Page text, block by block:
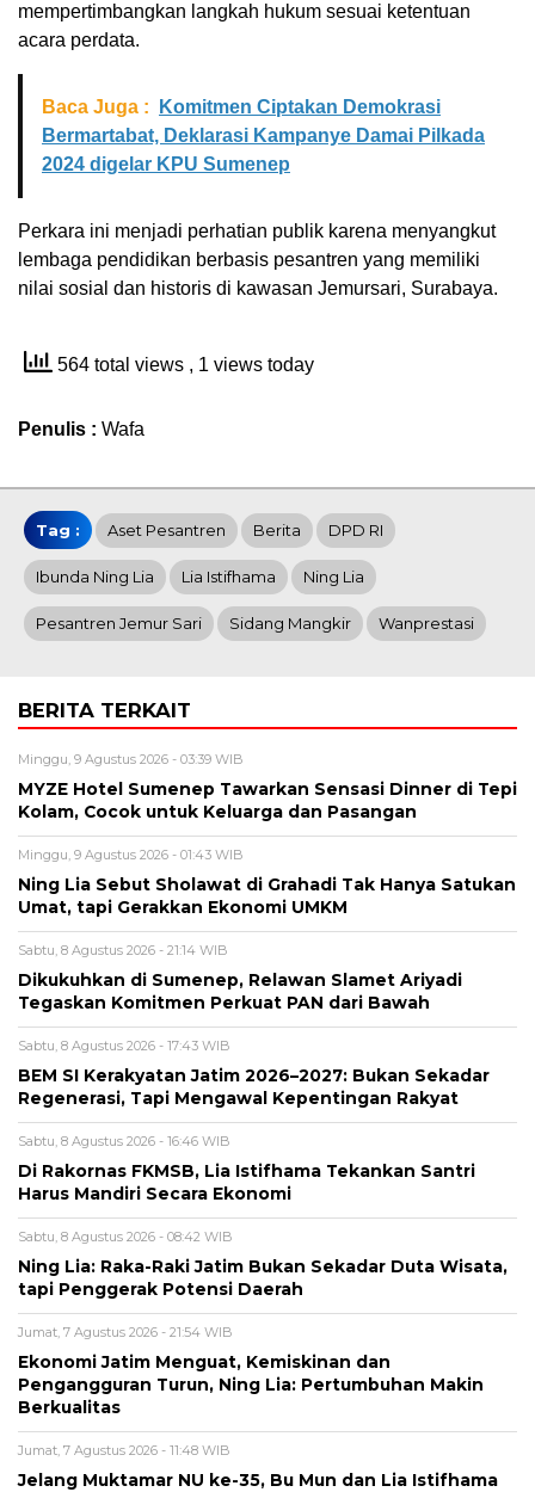
mempertimbangkan langkah hukum sesuai ketentuan
acara perdata.
Baca Juga :
Komitmen Ciptakan Demokrasi
Bermartabat, Deklarasi Kampanye Damai Pilkada
2024 digelar KPU Sumenep
Perkara ini menjadi perhatian publik karena menyangkut
lembaga pendidikan berbasis pesantren yang memiliki
nilai sosial dan historis di kawasan Jemursari, Surabaya.
564 total views , 1 views today
Penulis : Wafa
Tag : Aset Pesantren Berita DPD RI
Ibunda Ning Lia Lia Istifhama Ning Lia
Pesantren Jemur Sari Sidang Mangkir Wanprestasi
BERITA TERKAIT
Minggu, 9 Agustus 2026 - 03:39 WIB
MYZE Hotel Sumenep Tawarkan Sensasi Dinner di Tepi
Kolam, Cocok untuk Keluarga dan Pasangan
Minggu, 9 Agustus 2026 - 01:43 WIB
Ning Lia Sebut Sholawat di Grahadi Tak Hanya Satukan
Umat, tapi Gerakkan Ekonomi UMKM
Sabtu, 8 Agustus 2026 - 21:14 WIB
Dikukuhkan di Sumenep, Relawan Slamet Ariyadi
Tegaskan Komitmen Perkuat PAN dari Bawah
Sabtu, 8 Agustus 2026 - 17:43 WIB
BEM SI Kerakyatan Jatim 2026–2027: Bukan Sekadar
Regenerasi, Tapi Mengawal Kepentingan Rakyat
Sabtu, 8 Agustus 2026 - 16:46 WIB
Di Rakornas FKMSB, Lia Istifhama Tekankan Santri
Harus Mandiri Secara Ekonomi
Sabtu, 8 Agustus 2026 - 08:42 WIB
Ning Lia: Raka-Raki Jatim Bukan Sekadar Duta Wisata,
tapi Penggerak Potensi Daerah
Jumat, 7 Agustus 2026 - 21:54 WIB
Ekonomi Jatim Menguat, Kemiskinan dan
Pengangguran Turun, Ning Lia: Pertumbuhan Makin
Berkualitas
Jumat, 7 Agustus 2026 - 11:48 WIB
Jelang Muktamar NU ke-35, Bu Mun dan Lia Istifhama